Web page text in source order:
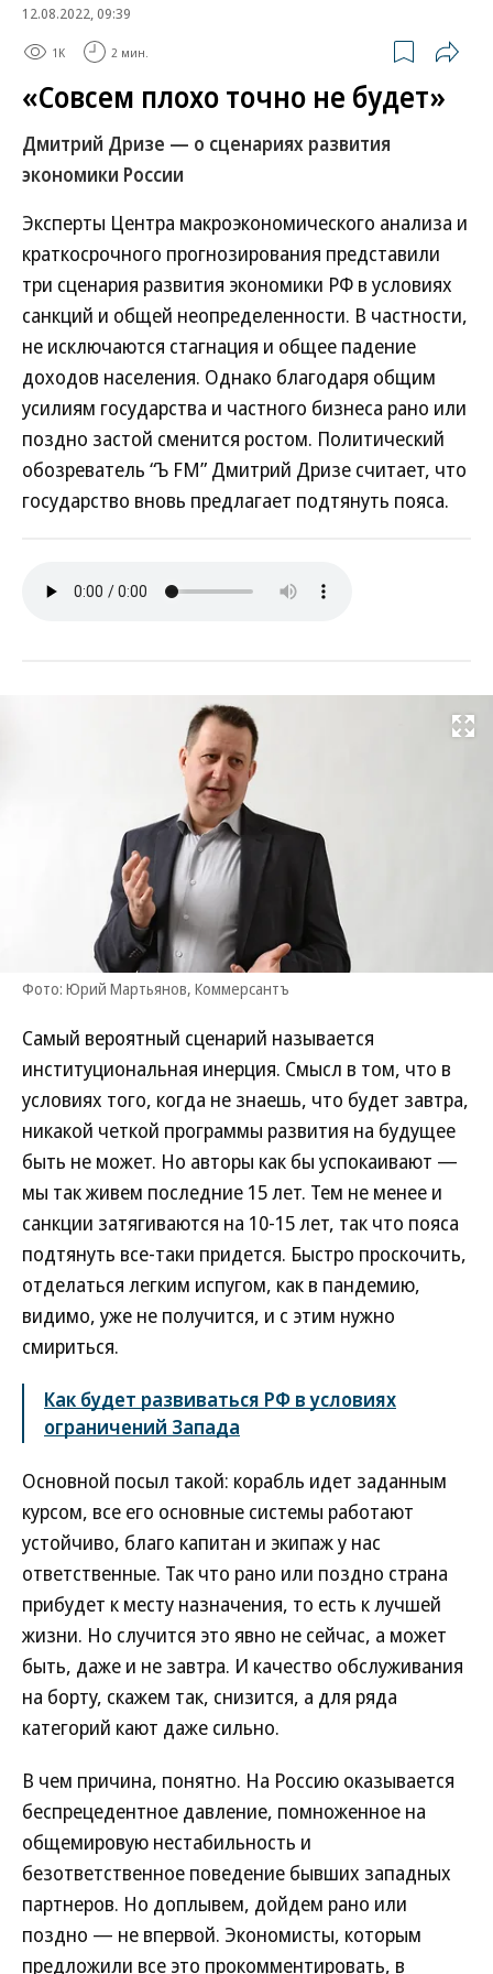
12.08.2022, 09:39
1K 2 мин.
«Совсем плохо точно не будет»
Дмитрий Дризе — о сценариях развития
экономики России
Эксперты Центра макроэкономического анализа и
краткосрочного прогнозирования представили
три сценария развития экономики РФ в условиях
санкций и общей неопределенности. В частности,
не исключаются стагнация и общее падение
доходов населения. Однако благодаря общим
усилиям государства и частного бизнеса рано или
поздно застой сменится ростом. Политический
обозреватель “Ъ FM” Дмитрий Дризе считает, что
государство вновь предлагает подтянуть пояса.
Развернуть
Фото: Юрий Мартьянов, Коммерсантъ
Самый вероятный сценарий называется
институциональная инерция. Смысл в том, что в
условиях того, когда не знаешь, что будет завтра,
никакой четкой программы развития на будущее
быть не может. Но авторы как бы успокаивают —
мы так живем последние 15 лет. Тем не менее и
санкции затягиваются на 10-15 лет, так что пояса
подтянуть все-таки придется. Быстро проскочить,
отделаться легким испугом, как в пандемию,
видимо, уже не получится, и с этим нужно
смириться.
Как будет развиваться РФ в условиях
ограничений Запада
Основной посыл такой: корабль идет заданным
курсом, все его основные системы работают
устойчиво, благо капитан и экипаж у нас
ответственные. Так что рано или поздно страна
прибудет к месту назначения, то есть к лучшей
жизни. Но случится это явно не сейчас, а может
быть, даже и не завтра. И качество обслуживания
на борту, скажем так, снизится, а для ряда
категорий кают даже сильно.
В чем причина, понятно. На Россию оказывается
беспрецедентное давление, помноженное на
общемировую нестабильность и
безответственное поведение бывших западных
партнеров. Но доплывем, дойдем рано или
поздно — не впервой. Экономисты, которым
предложили все это прокомментировать, в